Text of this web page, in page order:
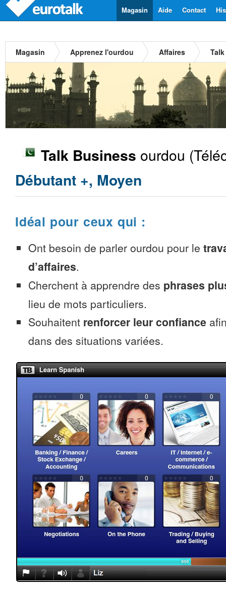
Contact
Aide
Magasin
Magasin Apprenez l'ourdou Affaires
Talk Business ourdou
Débutant +, Moyen
Idéal pour ceux qui :
Ont besoin de parler ourdou pour le
d’affaires.
Cherchent à apprendre des phrases
lieu de mots particuliers.
Souhaitent renforcer leur confiance
dans des situations variées.